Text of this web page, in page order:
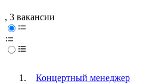
, 3 вакансии
Концертный менеджер